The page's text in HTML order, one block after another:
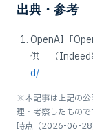
出典・参考
OpenAI「
供」（
d/
※本記事は上記の公
理・考察したもの
時点（2026-06-28